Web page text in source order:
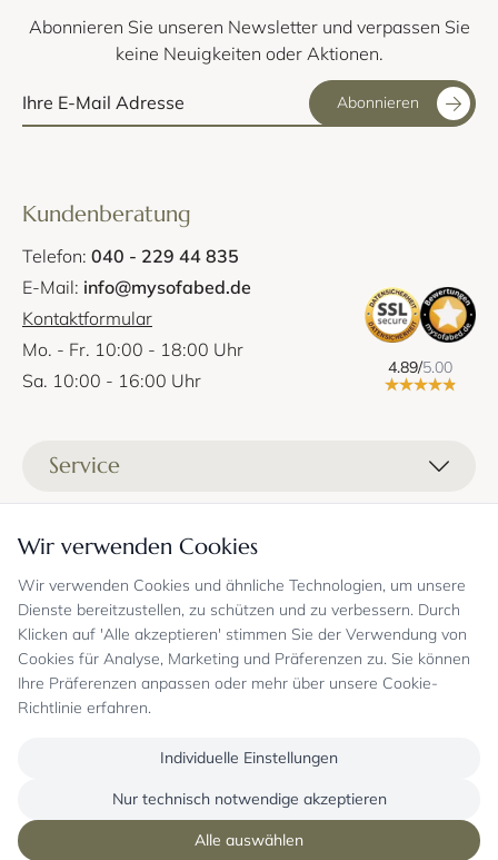
Wir verwenden Cookies
Wir verwenden Cookies und ähnliche Technologien, um unsere
Dienste bereitzustellen, zu schützen und zu verbessern. Durch
Klicken auf 'Alle akzeptieren' stimmen Sie der Verwendung von
Cookies für Analyse, Marketing und Präferenzen zu. Sie können
Ihre Präferenzen anpassen oder mehr über unsere Cookie-
Richtlinie erfahren.
Individuelle Einstellungen
Nur technisch notwendige akzeptieren
Alle auswählen
Abonnieren Sie unseren Newsletter und verpassen Sie
keine Neuigkeiten oder Aktionen.
Abonnieren
Kundenberatung
Telefon: 040 - 229 44 835
E-Mail: info@mysofabed.de
Kontaktformular
Mo. - Fr. 10:00 - 18:00 Uhr
Sa. 10:00 - 16:00 Uhr
4.89/5.00
Service
Zahlungsmöglichkeiten
Stoffprobenanfrage
Gutschein
Sicheres Einkaufen und Retoureninfo
FAQ
Jobs
Bekannt aus
Informationen
Kontakt
Showrooms
Datenschutz
Allgemeine Geschäftsbedingungen
Widerrufsrecht, Widerrufsfolgen
Sicheres Einkaufen
Echte Kundenbewertungen
Überweisung erst kurz vor Lieferung
Oder per PayPal (mit Käuferschutz)
Onlineshop mit über 18 Jahren Erfahrung
Zahlungsarten
Folgen Sie uns